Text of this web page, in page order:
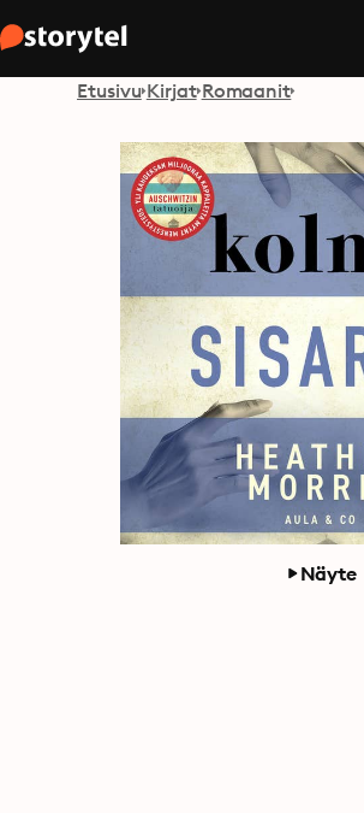
Etusivu Kirjat Romaanit
Näyte